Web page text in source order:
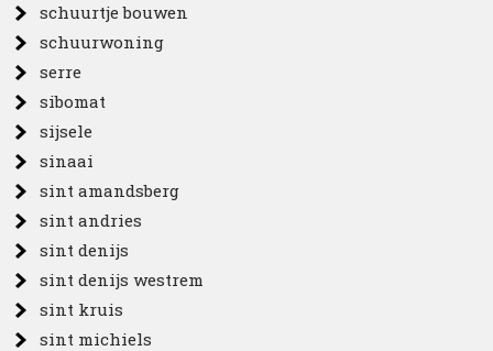
schuurtje bouwen
schuurwoning
serre
sibomat
sijsele
sinaai
sint amandsberg
sint andries
sint denijs
sint denijs westrem
sint kruis
sint michiels